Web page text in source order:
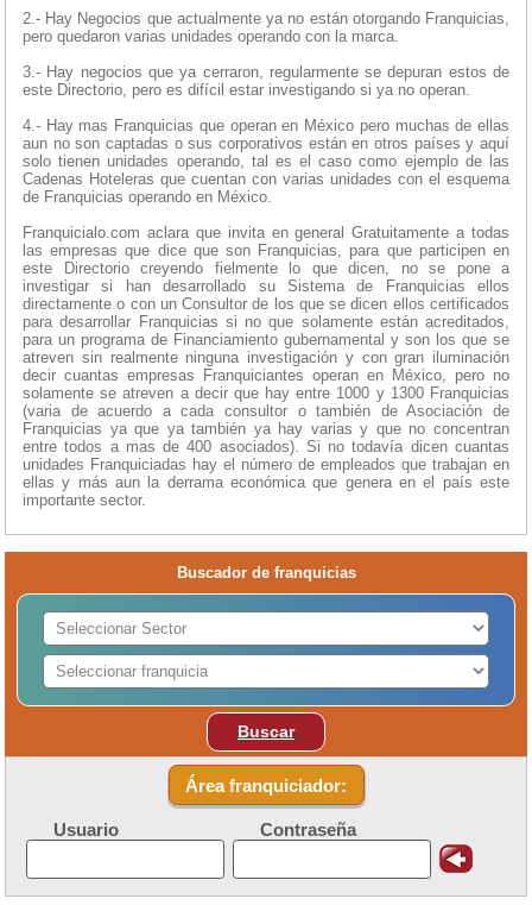
2.- Hay Negocios que actualmente ya no están otorgando Franquicias,
pero quedaron varias unidades operando con la marca.
3.- Hay negocios que ya cerraron, regularmente se depuran estos de
este Directorio, pero es difícil estar investigando si ya no operan.
4.- Hay mas Franquicias que operan en México pero muchas de ellas
aun no son captadas o sus corporativos están en otros países y aquí
solo tienen unidades operando, tal es el caso como ejemplo de las
Cadenas Hoteleras que cuentan con varias unidades con el esquema
de Franquicias operando en México.
Franquicialo.com aclara que invita en general Gratuitamente a todas
las empresas que dice que son Franquicias, para que participen en
este Directorio creyendo fielmente lo que dicen, no se pone a
investigar si han desarrollado su Sistema de Franquicias ellos
directamente o con un Consultor de los que se dicen ellos certificados
para desarrollar Franquicias si no que solamente están acreditados,
para un programa de Financiamiento gubernamental y son los que se
atreven sin realmente ninguna investigación y con gran iluminación
decir cuantas empresas Franquiciantes operan en México, pero no
solamente se atreven a decir que hay entre 1000 y 1300 Franquicias
(varia de acuerdo a cada consultor o también de Asociación de
Franquicias ya que ya también ya hay varias y que no concentran
entre todos a mas de 400 asociados). Si no todavía dicen cuantas
unidades Franquiciadas hay el número de empleados que trabajan en
ellas y más aun la derrama económica que genera en el país este
importante sector.
Buscador de franquicias
Buscar
Área franquiciador:
Usuario Contraseña